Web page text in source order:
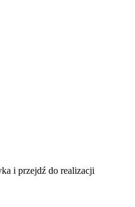
i przejdź do realizacji